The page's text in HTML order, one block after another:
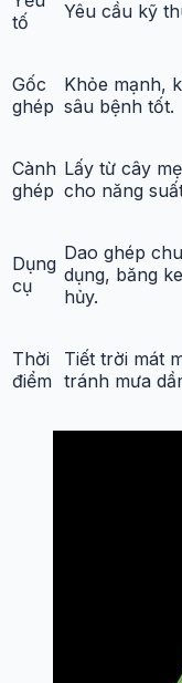
tố
Yêu cầu kỹ
Gốc
ghép
Khỏe mạnh,
sâu bệnh tốt.
Cành
ghép
Lấy từ cây
cho năng
Dụng
cụ
Dao ghép
dụng, băng
hủy.
Thời
điểm
Tiết trời mát
tránh mưa